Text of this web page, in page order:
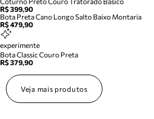
R$ 399,90
Bota Preta Cano Longo Salto Baixo Montaria
R$ 479,90
experimente
Bota Classic Couro Preta
R$ 379,90
Veja mais produtos